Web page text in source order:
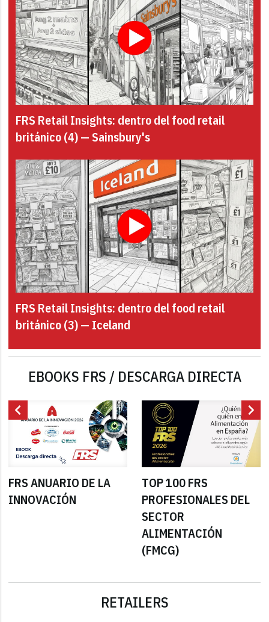
FRS Retail Insights: dentro del food retail
británico (4) — Sainsbury's
FRS Retail Insights: dentro del food retail
británico (3) — Iceland
EBOOKS FRS / DESCARGA DIRECTA
chevron_left
FRS ANUARIO DE LA
INNOVACIÓN
TOP 100 FRS
PROFESIONALES DEL
SECTOR
ALIMENTACIÓN
(FMCG)
chevron_right
RETAILERS